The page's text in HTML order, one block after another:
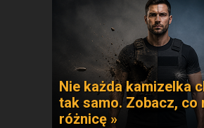
Nie każda kamizelka
tak samo. Zobacz, co
różnicę »